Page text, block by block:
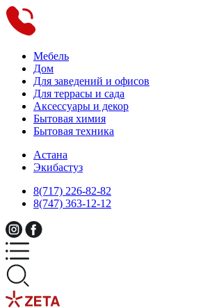
Мебель
Дом
Для заведений и офисов
Для террасы и сада
Аксессуары и декор
Бытовая химия
Бытовая техника
Астана
Экибастуз
8(717) 226-82-82
8(747) 363-12-12